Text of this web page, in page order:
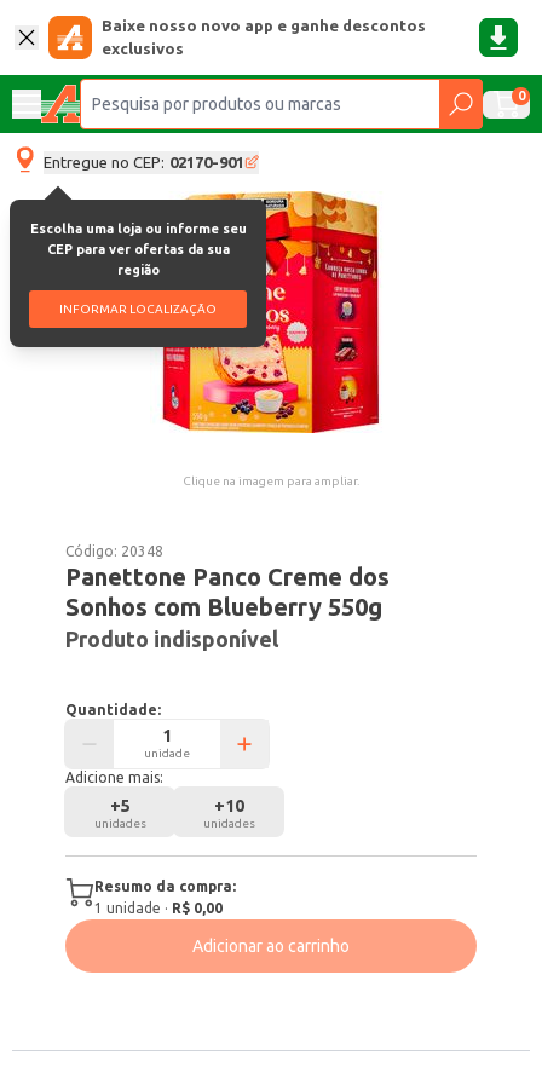
Baixe nosso novo app e ganhe descontos
exclusivos
0
Entregue no CEP: 02170-901
Escolha uma loja ou informe seu
CEP para ver ofertas da sua
região
INFORMAR LOCALIZAÇÃO
Clique na imagem para ampliar.
Código: 20348
Panettone Panco Creme dos
Sonhos com Blueberry 550g
Produto indisponível
Quantidade:
unidade
Adicione mais:
+5
unidades
+10
unidades
Resumo da compra:
1 unidade · R$ 0,00
Adicionar ao carrinho